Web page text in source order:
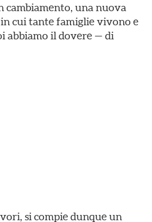
cambiamento, una nuova
in cui tante famiglie vivono e
abbiamo il dovere — di
si compie dunque un